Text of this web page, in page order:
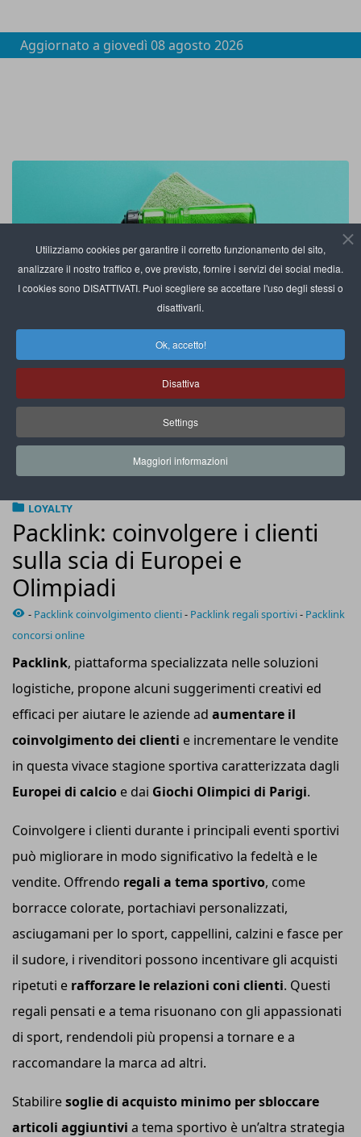
Utilizziamo cookies per garantire il corretto funzionamento del sito,
analizzare il nostro traffico e, ove previsto, fornire i servizi dei social media.
I cookies sono DISATTIVATI. Puoi scegliere se accettare l'uso degli stessi o
disattivarli.
Ok, accetto!
Disattiva
Settings
Maggiori informazioni
Aggiornato a giovedì 08 agosto 2026
Offrendo regali a tema sportivo i rivenditori possono
incentivare gli acquisti ripetuti e rafforzare le relazioni coni
clienti
LOYALTY
Packlink: coinvolgere i clienti
sulla scia di Europei e
Olimpiadi
- Packlink coinvolgimento clienti- Packlink regali sportivi- Packlink
concorsi online
Packlink, piattaforma specializzata nelle soluzioni
logistiche, propone alcuni suggerimenti creativi ed
efficaci per aiutare le aziende ad aumentare il
coinvolgimento dei clienti e incrementare le vendite
in questa vivace stagione sportiva caratterizzata dagli
Europei di calcio e dai Giochi Olimpici di Parigi.
Coinvolgere i clienti durante i principali eventi sportivi
può migliorare in modo significativo la fedeltà e le
vendite. Offrendo regali a tema sportivo, come
borracce colorate, portachiavi personalizzati,
asciugamani per lo sport, cappellini, calzini e fasce per
il sudore, i rivenditori possono incentivare gli acquisti
ripetuti e rafforzare le relazioni coni clienti. Questi
regali pensati e a tema risuonano con gli appassionati
di sport, rendendoli più propensi a tornare e a
raccomandare la marca ad altri.
Stabiliresoglie di acquisto minimo per sbloccare
articoli aggiuntivi a tema sportivo è un’altra strategia